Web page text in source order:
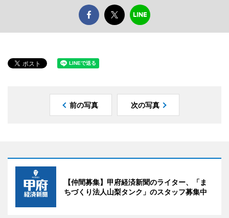
前の写真 次の写真
【仲間募集】甲府経済新聞のライター、「ま
ちづくり法人山梨タンク」のスタッフ募集中